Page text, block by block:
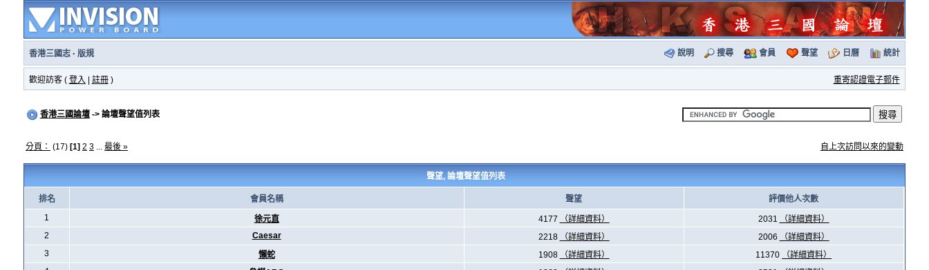
香港三國志· 版規 說明 搜尋 會員 聲望 日曆 統計
歡迎訪客 ( 登入 註冊) 重寄認證電子郵件
香港三國論壇-> 論壇聲望值列表
分頁： (17) [1] 2 3... 最後 » 自上次訪問以來的變動
聲望, 論壇聲望值列表
排名 會員名稱 聲望
評價他人次數
1
徐元直 4177 （詳細資料） 2031
（詳細資料）
2
Caesar 2218 （詳細資料） 2006
（詳細資料）
3
懶蛇 1908 （詳細資料） 11370
（詳細資料）